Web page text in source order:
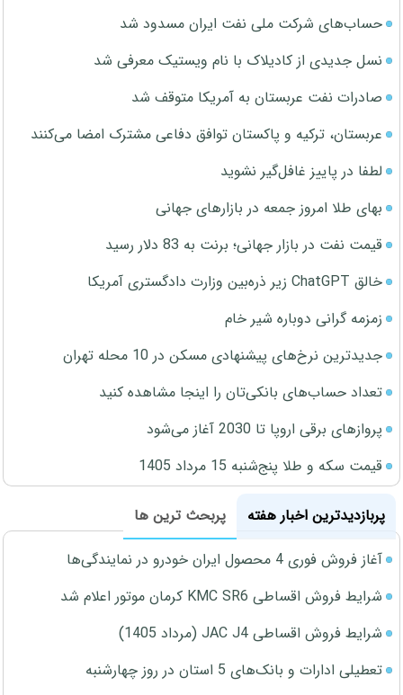
حساب‌های شرکت ملی نفت ایران مسدود شد
نسل جدیدی از کادیلاک با نام ویستیک معرفی شد
صادرات نفت عربستان به آمریکا متوقف شد
عربستان، ترکیه و پاکستان توافق دفاعی مشترک امضا می‌کنند
لطفا در پاییز غافل‌گیر نشوید
بهای طلا امروز جمعه در بازارهای جهانی
قیمت نفت در بازار جهانی؛ برنت به 83 دلار رسید
خالق ChatGPT زیر ذره‌بین وزارت دادگستری آمریکا
زمزمه گرانی دوباره شیر خام
جدیدترین نرخ‌های پیشنهادی مسکن در 10 محله تهران
تعداد حساب‌های بانکی‌تان را اینجا مشاهده کنید
پروازهای برقی اروپا تا 2030 آغاز می‌شود
قیمت سکه و طلا پنج‌شنبه 15 مرداد 1405
پربازدیدترین اخبار هفته
پربحث ترین ها
آغاز فروش فوری 4 محصول ایران خودرو در نمایندگی‌ها
شرایط فروش اقساطی KMC SR6 کرمان موتور اعلام شد
شرایط فروش اقساطی JAC J4 (مرداد 1405)
تعطیلی ادارات و بانک‌های 5 استان در روز چهارشنبه